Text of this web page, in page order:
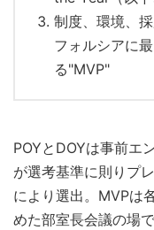
制度、環境、
フォルシアに
る"MVP"
POYとDOYは事前エ
が選考基準に則りプ
により選出。MVPは
めた部室長会議の場